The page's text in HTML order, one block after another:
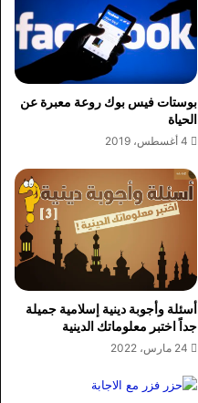
بوستات فيس بوك روعة معبرة عن
الحياة
4 أغسطس، 2019
أسئلة وأجوبة دينية إسلامية جميلة
جداً اختبر معلوماتك الدينية
24 مارس، 2022